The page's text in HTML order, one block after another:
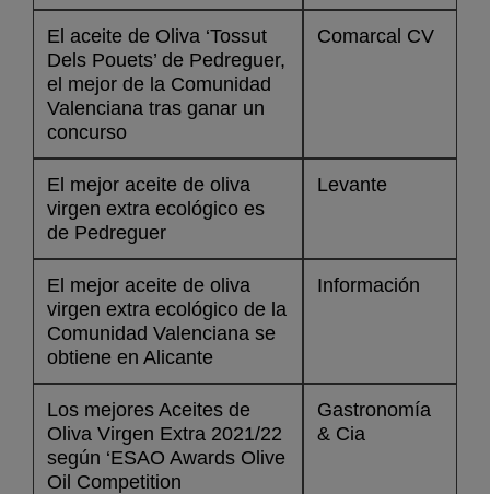
El aceite de Oliva ‘Tossut
Dels Pouets’ de Pedreguer,
el mejor de la Comunidad
Valenciana tras ganar un
concurso
Comarcal CV
El mejor aceite de oliva
virgen extra ecológico es
de Pedreguer
Levante
El mejor aceite de oliva
virgen extra ecológico de la
Comunidad Valenciana se
obtiene en Alicante
Información
Los mejores Aceites de
Oliva Virgen Extra 2021/22
según ‘ESAO Awards Olive
Oil Competition
Gastronomía
& Cia